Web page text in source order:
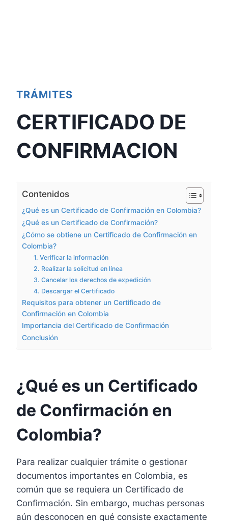
TRÁMITES
CERTIFICADO DE
CONFIRMACION
Contenidos
¿Qué es un Certificado de Confirmación en Colombia?
¿Qué es un Certificado de Confirmación?
¿Cómo se obtiene un Certificado de Confirmación en
Colombia?
1. Verificar la información
2. Realizar la solicitud en línea
3. Cancelar los derechos de expedición
4. Descargar el Certificado
Requisitos para obtener un Certificado de
Confirmación en Colombia
Importancia del Certificado de Confirmación
Conclusión
¿Qué es un Certificado
de Confirmación en
Colombia?
Para realizar cualquier trámite o gestionar
documentos importantes en Colombia, es
común que se requiera un Certificado de
Confirmación. Sin embargo, muchas personas
aún desconocen en qué consiste exactamente